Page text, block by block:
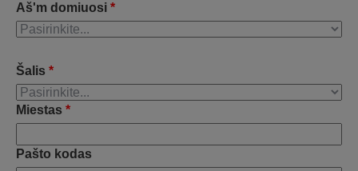
Aš'm domiuosi *
Šalis *
Miestas *
Pašto kodas